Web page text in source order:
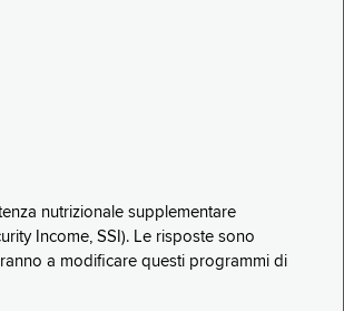
nutrizionale supplementare
Income, SSI). Le risposte sono
a modificare questi programmi di